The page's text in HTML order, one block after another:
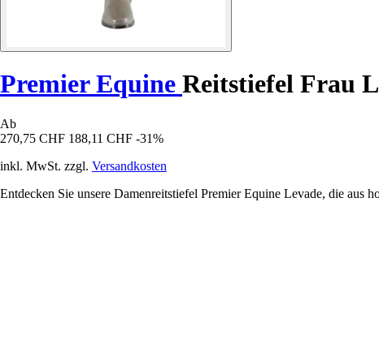
Premier Equine Reitstiefel Frau
Ab
270,75 CHF 188,11 CHF -31%
inkl. MwSt. zzgl. Versandkosten
Entdecken Sie unsere Damenreitstiefel Premier Equine Levade, die aus